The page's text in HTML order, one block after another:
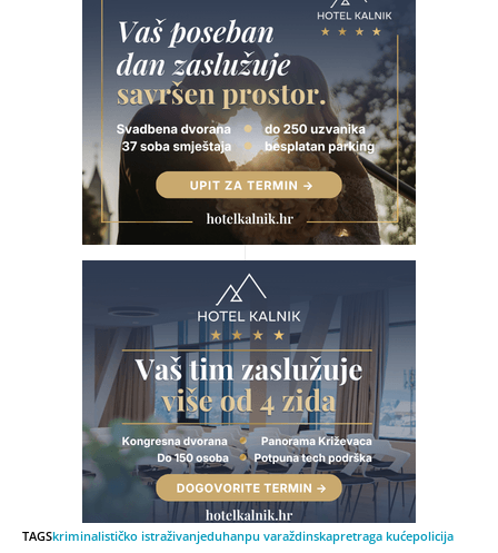
TAGSkriminalističko istraživanjeduhanpu varaždinskapretraga kućepolicija